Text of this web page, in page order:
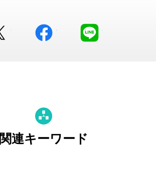
facebook
関連キーワード